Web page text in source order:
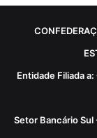
Entidade Filiada a:
Setor Bancário Sul